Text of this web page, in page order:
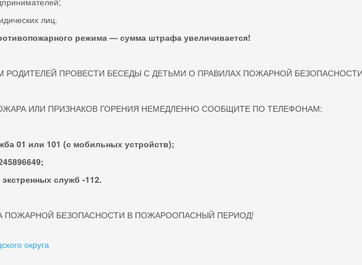
лиц.
режима — сумма штрафа увеличивается!
РОДИТЕЛЕЙ ПРОВЕСТИ БЕСЕДЫ С ДЕТЬМИ О ПРАВИЛАХ ПОЖАРНОЙ
ИЛИ ПРИЗНАКОВ ГОРЕНИЯ НЕМЕДЛЕННО СООБЩИТЕ ПО ТЕЛЕФОНАМ:
01 или 101 (с мобильных устройств);
;
служб -112.
ПОЖАРНОЙ БЕЗОПАСНОСТИ В ПОЖАРООПАСНЫЙ ПЕРИОД!
округа